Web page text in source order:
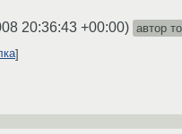
20:36:43 +00:00) автор